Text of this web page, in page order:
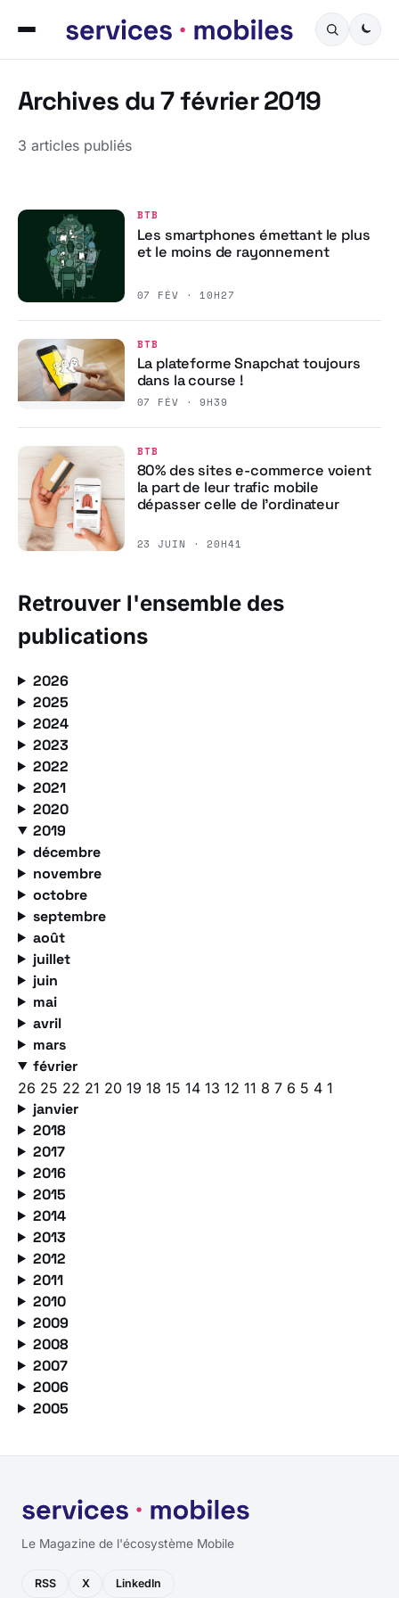
Archives du 7 février 2019
3 articles publiés
BTB
Les smartphones émettant le plus
et le moins de rayonnement
07 FÉV · 10H27
BTB
La plateforme Snapchat toujours
dans la course !
07 FÉV · 9H39
BTB
80% des sites e-commerce voient
la part de leur trafic mobile
dépasser celle de l’ordinateur
23 JUIN · 20H41
Retrouver l'ensemble des
publications
2026
2025
2024
2023
2022
2021
2020
2019
décembre
novembre
octobre
septembre
août
juillet
juin
mai
avril
mars
février
26 25 22 21 20 19 18 15 14 13 12 11 8 7 6 5 4 1
janvier
2018
2017
2016
2015
2014
2013
2012
2011
2010
2009
2008
2007
2006
2005
Le Magazine de l'écosystème Mobile
RSS X LinkedIn